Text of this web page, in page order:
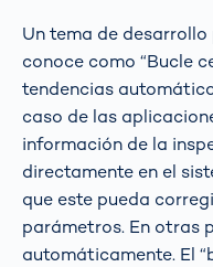
Un tema de
conoce como “Bucle
tendencias
caso de las
información de la
directamente en el
que este pueda
parámetros. En otras
automáticamente. El